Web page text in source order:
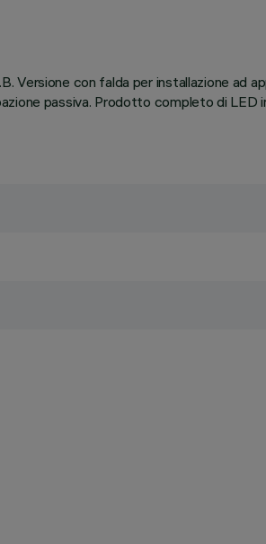
con falda per installazione ad
passiva. Prodotto completo di LED